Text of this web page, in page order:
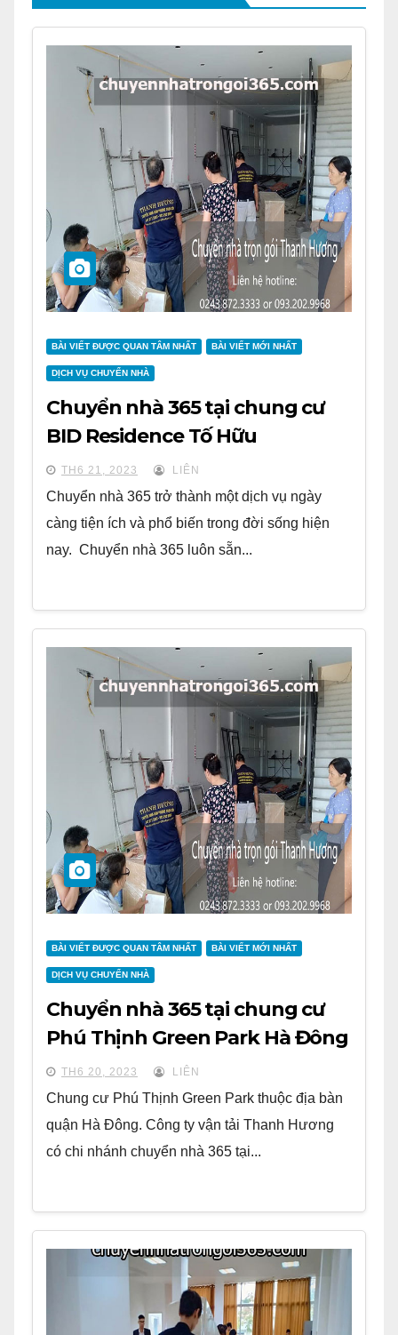
BÀI VIẾT ĐƯỢC QUAN TÂM NHẤT BÀI VIẾT MỚI NHẤT
DỊCH VỤ CHUYỂN NHÀ
Chuyển nhà 365 tại chung cư
BID Residence Tố Hữu
TH6 21, 2023 LIÊN
Chuyển nhà 365 trở thành một dịch vụ ngày
càng tiện ích và phổ biến trong đời sống hiện
nay. Chuyển nhà 365 luôn sẵn...
BÀI VIẾT ĐƯỢC QUAN TÂM NHẤT BÀI VIẾT MỚI NHẤT
DỊCH VỤ CHUYỂN NHÀ
Chuyển nhà 365 tại chung cư
Phú Thịnh Green Park Hà Đông
TH6 20, 2023 LIÊN
Chung cư Phú Thịnh Green Park thuộc địa bàn
quận Hà Đông. Công ty vận tải Thanh Hương
có chi nhánh chuyển nhà 365 tại...